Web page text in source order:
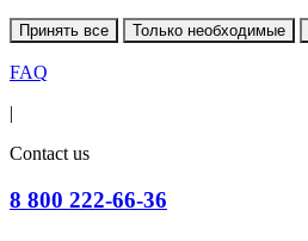
Принять все Только необходимые
FAQ
|
Contact us
8 800 222-66-36